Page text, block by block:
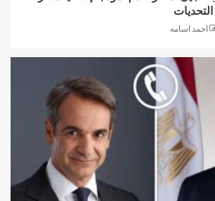
احمد اسامه